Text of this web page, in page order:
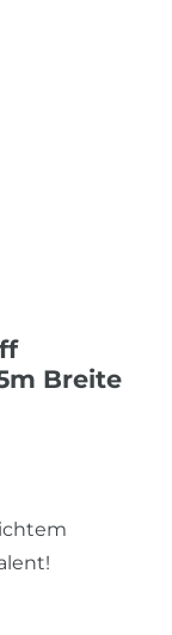
Breite